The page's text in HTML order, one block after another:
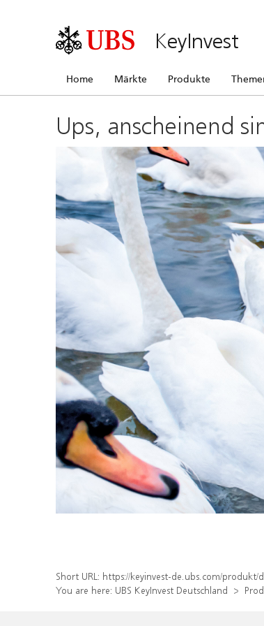
KeyInvest
Home Märkte Produkte
Ups, anscheinend
Short URL: https://keyinvest-de.ubs.com/produkt/
You are here: UBS KeyInvest Deutschland